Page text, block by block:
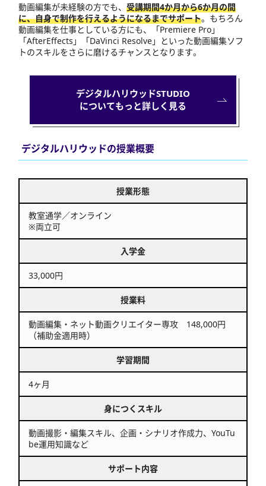
動画編集が未経験の方でも、 受講期間4か月から6か月の間
に、自身で制作を行えるようになるまでサポート。もちろん
動画編集を仕事としている方にも、「Premiere Pro」
「AfterEffects」「DaVinci Resolve」といった動画編集ソフ
トのスキルをさらに磨けるチャンスとなります。
デジタルハリウッドSTUDIO
についてもっと詳しく見る
デジタルハリウッドの授業概要
授業形態
教室通学／オンライン
※両立可
入学金
33,000円
授業料
動画編集・ネット動画クリエイター専攻 148,000円
（補助金適用時）
学習期間
4ヶ月
身につくスキル
動画撮影・編集スキル、企画・シナリオ作成力、YouTu
be運用知識など
サポート内容